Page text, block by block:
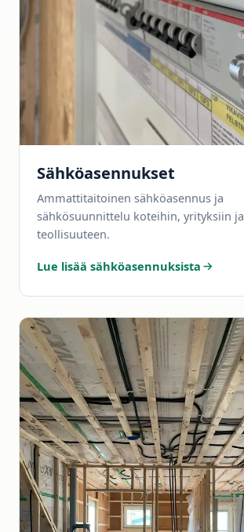
Sähköasennukset
Ammattitaitoinen sähköasennus ja
sähkösuunnittelu koteihin, yrityksiin ja
teollisuuteen.
Lue lisää sähköasennuksista